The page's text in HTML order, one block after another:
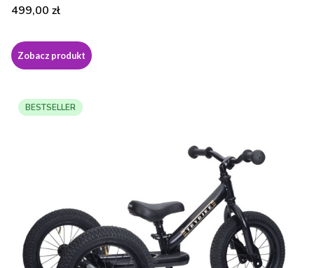
Cena
499,00 zł
Zobacz produkt
BESTSELLER